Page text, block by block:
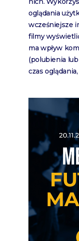
oglądania
wcześniejsze
filmy
ma wpływ
(polubienia
czas